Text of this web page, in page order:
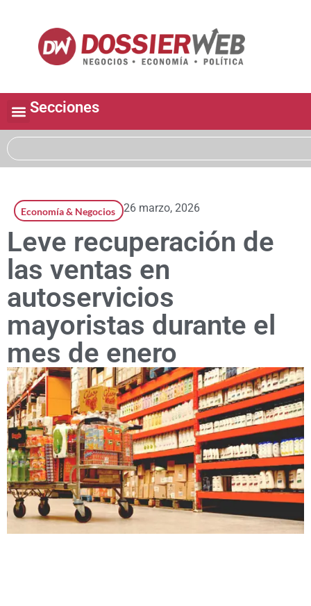
Secciones
Economía & Negocios 26 marzo, 2026
Leve recuperación de
las ventas en
autoservicios
mayoristas durante el
mes de enero